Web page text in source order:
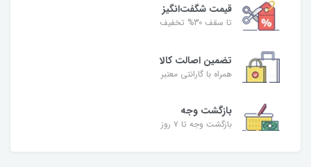
قیمت شگفت‌انگیز
تا سقف 30% تخفیف
تضمین اصالت کالا
همراه با گارانتی معتبر
بازگشت وجه
بازگشت وجه تا ۷ روز